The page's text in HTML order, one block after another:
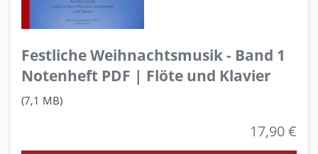
Festliche Weihnachtsmusik - Band 1
Notenheft PDF | Flöte und Klavier
(7,1 MB)
17,90 €